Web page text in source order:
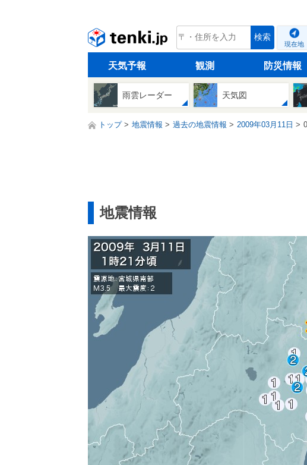
tenki.jp 検索
現在地
天気予報 観測 防災情報
雨雲レーダー 天気図
トップ 地震情報 過去の地震情報 2009年03月11日
地震情報